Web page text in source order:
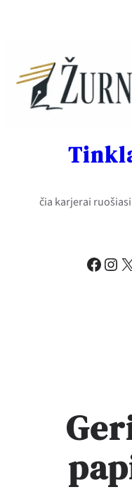
Facebook Instagram X
čia karjerai